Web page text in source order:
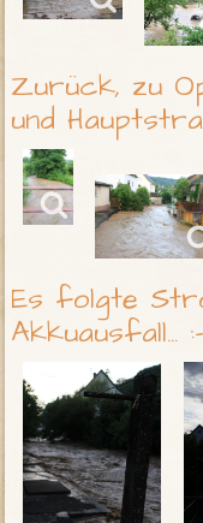
Zurück, zu
und
Es folgte
Akkuausfall...